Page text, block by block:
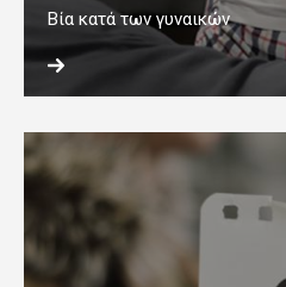
Βία κατά των γυναικών